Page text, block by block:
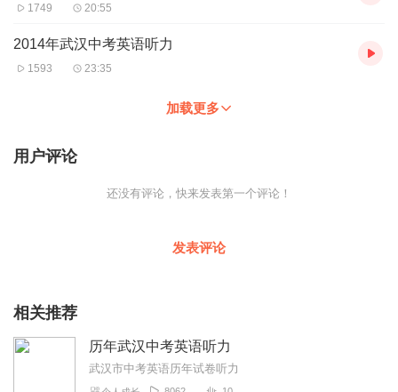
1749 20:55
2014年武汉中考英语听力
1593 23:35
加载更多
用户评论
还没有评论，快来发表第一个评论！
发表评论
相关推荐
历年武汉中考英语听力
武汉市中考英语历年试卷听力